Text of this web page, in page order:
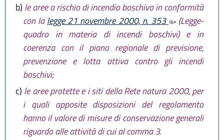
b) le aree a rischio di incendio boschivo in conformità
con lalegge 21 novembre 2000, n. 353
(Legge-
quadro in materia di incendi boschivi) e in
coerenza con il piano regionale di previsione,
prevenzione e lotta attiva contro gli incendi
boschivi;
c) le aree protette e i siti della Rete natura 2000, per
i quali apposite disposizioni del regolamento
hanno il valore di misure di conservazione generali
riguardo alle attività di cui al comma 3.